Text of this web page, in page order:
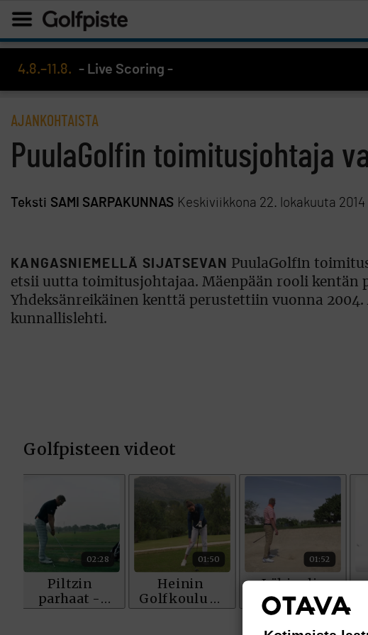
4.8.–11.8. - Live Scoring -
AJANKOHTAISTA
PuulaGolfin toimitusjohtaja
Teksti SAMI SARPAKUNNAS Keskiviikkona 22. lokakuuta 2014
KANGASNIEMELLÄ SIJATSEVAN PuulaGolfin
etsii uutta toimitusjohtajaa. Mäenpään rooli kentän
Yhdeksänreikäinen kenttä perustettiin vuonna
kunnallislehti.